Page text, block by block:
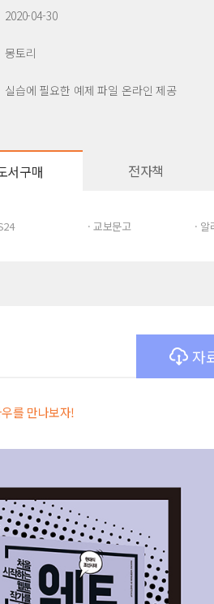
2020-04-30
몽토리
실습에 필요한 예제 파일 온라인 제공
서구매 전자책
· 교보문고 · 알
자
를 만나보자!